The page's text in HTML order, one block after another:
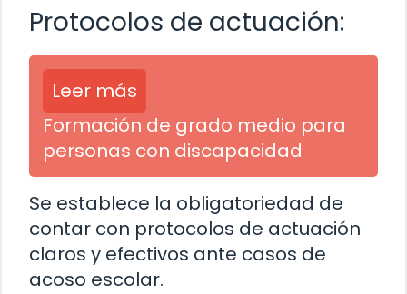
Protocolos de actuación:
Leer más
Formación de grado medio para
personas con discapacidad
Se establece la obligatoriedad de
contar con protocolos de actuación
claros y efectivos ante casos de
acoso escolar.